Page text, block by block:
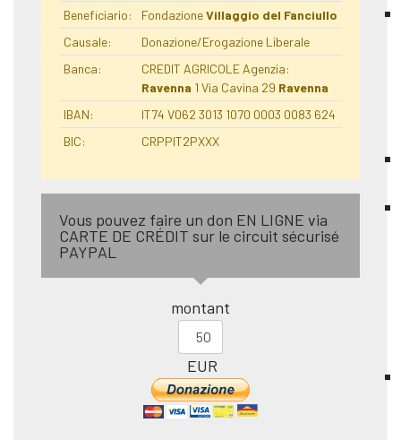
Beneficiario:
FondazioneVillaggio del Fanciullo
Causale:
Donazione/Erogazione Liberale
Banca:
CREDIT AGRICOLE Agenzia:
Ravenna 1 Via Cavina 29 Ravenna
IBAN:
IT74 V062 3013 1070 0003 0083 624
BIC:
CRPPIT2PXXX
Vous pouvez faire un don EN LIGNE via
CARTE DE CRÉDIT sur le circuit sécurisé
PAYPAL
montant
EUR